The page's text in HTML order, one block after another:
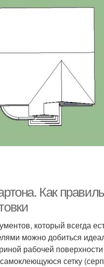
Как
который всегда
можно добиться
рабочей
сетку